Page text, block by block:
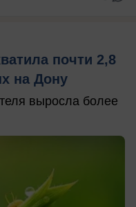
почти 2,8
на Дону
выросла более